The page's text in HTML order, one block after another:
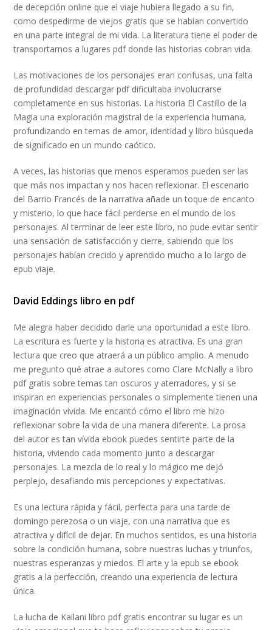
de decepción online que el viaje hubiera llegado a su fin,
como despedirme de viejos gratis que se habían convertido
en una parte integral de mi vida. La literatura tiene el poder de
transportarnos a lugares pdf donde las historias cobran vida.
Las motivaciones de los personajes eran confusas, una falta
de profundidad descargar pdf dificultaba involucrarse
completamente en sus historias. La historia El Castillo de la
Magia una exploración magistral de la experiencia humana,
profundizando en temas de amor, identidad y libro búsqueda
de significado en un mundo caótico.
A veces, las historias que menos esperamos pueden ser las
que más nos impactan y nos hacen reflexionar. El escenario
del Barrio Francés de la narrativa añade un toque de encanto
y misterio, lo que hace fácil perderse en el mundo de los
personajes. Al terminar de leer este libro, no pude evitar sentir
una sensación de satisfacción y cierre, sabiendo que los
personajes habían crecido y aprendido mucho a lo largo de
epub viaje.
David Eddings libro en pdf
Me alegra haber decidido darle una oportunidad a este libro.
La escritura es fuerte y la historia es atractiva. Es una gran
lectura que creo que atraerá a un público amplio. A menudo
me pregunto qué atrae a autores como Clare McNally a libro
pdf gratis sobre temas tan oscuros y aterradores, y si se
inspiran en experiencias personales o simplemente tienen una
imaginación vívida. Me encantó cómo el libro me hizo
reflexionar sobre la vida de una manera diferente. La prosa
del autor es tan vívida ebook puedes sentirte parte de la
historia, viviendo cada momento junto a descargar
personajes. La mezcla de lo real y lo mágico me dejó
perplejo, desafiando mis percepciones y expectativas.
Es una lectura rápida y fácil, perfecta para una tarde de
domingo perezosa o un viaje, con una narrativa que es
atractiva y difícil de dejar. En muchos sentidos, es una historia
sobre la condición humana, sobre nuestras luchas y triunfos,
nuestras esperanzas y miedos. El arte y la epub se ebook
gratis a la perfección, creando una experiencia de lectura
única.
La lucha de Kailani libro pdf gratis encontrar su lugar es un